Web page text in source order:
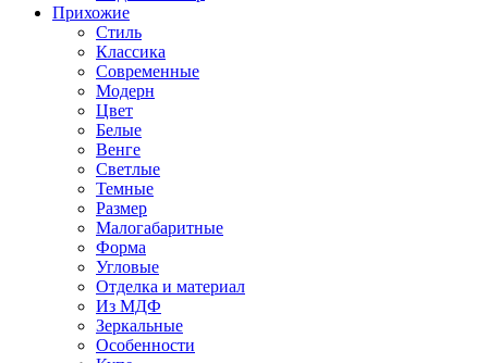
Прихожие
Стиль
Классика
Современные
Модерн
Цвет
Белые
Венге
Светлые
Темные
Размер
Малогабаритные
Форма
Угловые
Отделка и материал
Из МДФ
Зеркальные
Особенности